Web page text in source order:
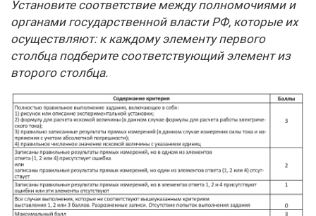
Установите соответствие между полномочиями и
органами государственной власти РФ, которые их
осуществляют: к каждому элементу первого
столбца подберите соответствующий элемент из
второго столбца.